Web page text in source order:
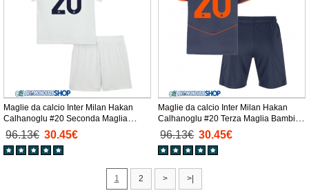
Maglie da calcio Inter Milan Hakan
Calhanoglu #20 Seconda Maglia
Bambino 2025-26 Manica Corta +
Pantaloni corti)
96.13€ 30.45€
Maglie da calcio Inter Milan Hakan
Calhanoglu #20 Terza Maglia Bambino
2025-26 Manica Corta + Pantaloni
corti)
96.13€ 30.45€
1 2 > >|